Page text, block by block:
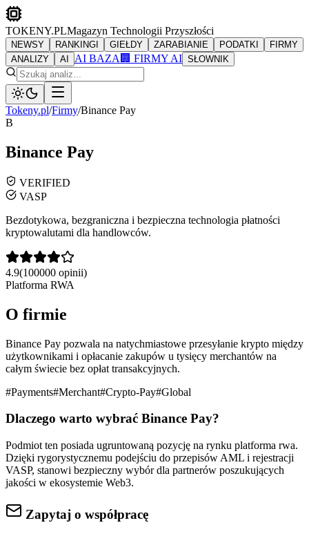
TOKENY.PLMagazyn Technologii Przyszłości
NEWSY RANKINGI GIEŁDY ZARABIANIE PODATKI
FIRMY
ANALIZY
AI AI BAZA 🏢 FIRMY AI SŁOWNIK
Tokeny.pl/Firmy/Binance Pay
B
Binance Pay
VERIFIED
VASP
Bezdotykowa, bezgraniczna i bezpieczna technologia płatności
kryptowalutami dla handlowców.
4.9(100000 opinii)
Platforma RWA
O firmie
Binance Pay pozwala na natychmiastowe przesyłanie krypto między
użytkownikami i opłacanie zakupów u tysięcy merchantów na
całym świecie bez opłat transakcyjnych.
#Payments#Merchant#Crypto-Pay#Global
Dlaczego warto wybrać Binance Pay?
Podmiot ten posiada ugruntowaną pozycję na rynku platforma rwa.
Dzięki rygorystycznemu podejściu do przepisów AML i rejestracji
VASP, stanowi bezpieczny wybór dla partnerów poszukujących
jakości w ekosystemie Web3.
Zapytaj o współpracę